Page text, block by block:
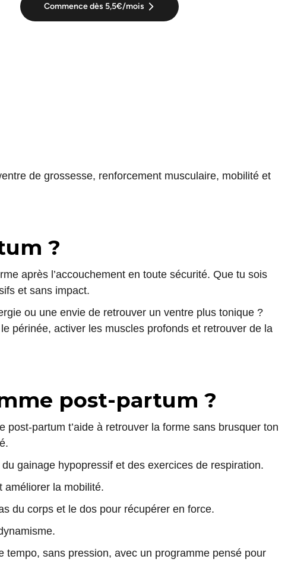
Commence dès 5,5€/mois
de grossesse, renforcement musculaire, mobilité et
?
après l’accouchement en toute sécurité. Que tu sois
et sans impact.
ou une envie de retrouver un ventre plus tonique ?
périnée, activer les muscles profonds et retrouver de la
post-partum ?
partum t’aide à retrouver la forme sans brusquer ton
gainage hypopressif et des exercices de respiration.
améliorer la mobilité.
du corps et le dos pour récupérer en force.
tempo, sans pression, avec un programme pensé pour